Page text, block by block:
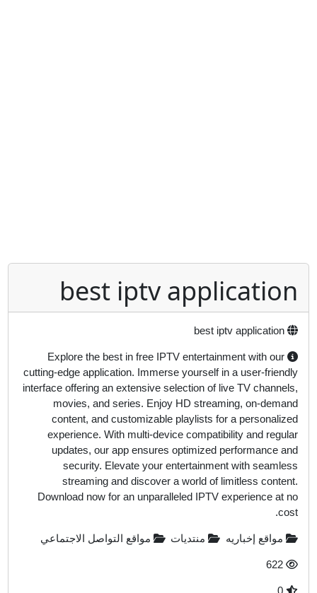
best iptv
best iptv application
Explore the best in free IPTV entertainment with our
cutting-edge application. Immerse yourself in a user-
interface offering an extensive selection of live TV
movies, and series. Enjoy HD streaming, on-
content, and customizable playlists for a
experience. With multi-device compatibility and
updates, our app ensures optimized performance
security. Elevate your entertainment with
streaming and discover a world of limitless
Download now for an unparalleled IPTV experience at
مواقع إخباريه منتديات مواقع التواصل الاجتماعي